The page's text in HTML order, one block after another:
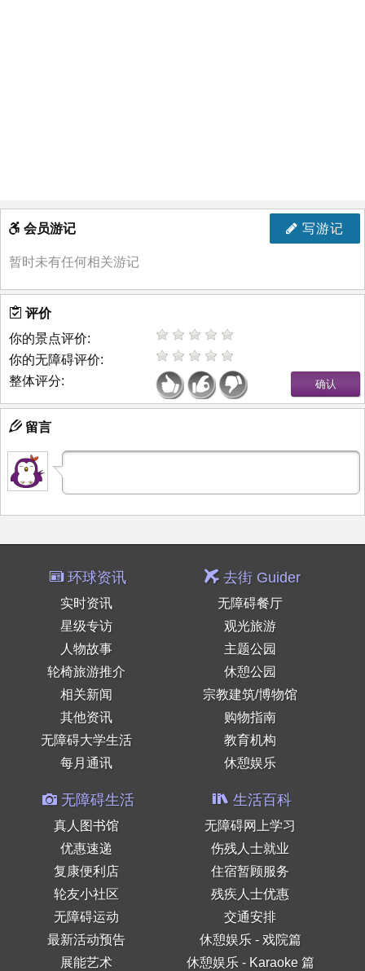
写游记
会员游记
暂时未有任何相关游记
评价
你的景点评价:
你的无障碍评价:
整体评分:
留言
环球资讯
实时资讯
星级专访
人物故事
轮椅旅游推介
相关新闻
其他资讯
无障碍大学生活
每月通讯
去街 Guider
无障碍餐厅
观光旅游
主题公园
休憩公园
宗教建筑/博物馆
购物指南
教育机构
休憩娱乐
无障碍生活
真人图书馆
优惠速递
复康便利店
轮友小社区
无障碍运动
最新活动预告
展能艺术
生活百科
无障碍网上学习
伤残人士就业
住宿暂顾服务
残疾人士优惠
交通安排
休憩娱乐 - 戏院篇
休憩娱乐 - Karaoke 篇